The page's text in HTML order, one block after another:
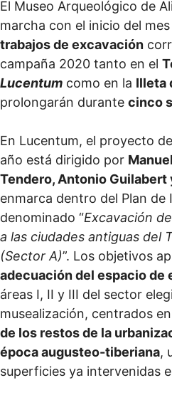
El Museo Arqueológico de
marcha con el inicio del
trabajos de excavación
campaña 2020 tanto en el
Lucentum como en la Illeta
prolongarán durante cinco
En Lucentum, el proyecto
año está dirigido por
Tendero, Antonio Guilabert
enmarca dentro del Plan de
denominado “Excavación
a las ciudades antiguas del
(Sector A)”. Los objetivos
adecuación del espacio de
áreas I, II y III del sector
musealización, centrados
de los restos de la
época augusteo-tiberiana,
superficies ya intervenidas